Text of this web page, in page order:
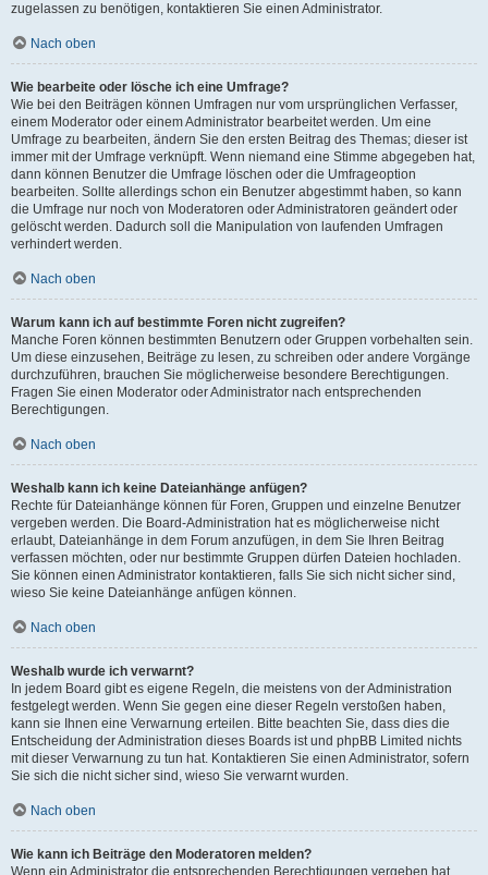
zugelassen zu benötigen, kontaktieren Sie einen Administrator.
Nach oben
Wie bearbeite oder lösche ich eine Umfrage?
Wie bei den Beiträgen können Umfragen nur vom ursprünglichen Verfasser,
einem Moderator oder einem Administrator bearbeitet werden. Um eine
Umfrage zu bearbeiten, ändern Sie den ersten Beitrag des Themas; dieser ist
immer mit der Umfrage verknüpft. Wenn niemand eine Stimme abgegeben hat,
dann können Benutzer die Umfrage löschen oder die Umfrageoption
bearbeiten. Sollte allerdings schon ein Benutzer abgestimmt haben, so kann
die Umfrage nur noch von Moderatoren oder Administratoren geändert oder
gelöscht werden. Dadurch soll die Manipulation von laufenden Umfragen
verhindert werden.
Nach oben
Warum kann ich auf bestimmte Foren nicht zugreifen?
Manche Foren können bestimmten Benutzern oder Gruppen vorbehalten sein.
Um diese einzusehen, Beiträge zu lesen, zu schreiben oder andere Vorgänge
durchzuführen, brauchen Sie möglicherweise besondere Berechtigungen.
Fragen Sie einen Moderator oder Administrator nach entsprechenden
Berechtigungen.
Nach oben
Weshalb kann ich keine Dateianhänge anfügen?
Rechte für Dateianhänge können für Foren, Gruppen und einzelne Benutzer
vergeben werden. Die Board-Administration hat es möglicherweise nicht
erlaubt, Dateianhänge in dem Forum anzufügen, in dem Sie Ihren Beitrag
verfassen möchten, oder nur bestimmte Gruppen dürfen Dateien hochladen.
Sie können einen Administrator kontaktieren, falls Sie sich nicht sicher sind,
wieso Sie keine Dateianhänge anfügen können.
Nach oben
Weshalb wurde ich verwarnt?
In jedem Board gibt es eigene Regeln, die meistens von der Administration
festgelegt werden. Wenn Sie gegen eine dieser Regeln verstoßen haben,
kann sie Ihnen eine Verwarnung erteilen. Bitte beachten Sie, dass dies die
Entscheidung der Administration dieses Boards ist und phpBB Limited nichts
mit dieser Verwarnung zu tun hat. Kontaktieren Sie einen Administrator, sofern
Sie sich die nicht sicher sind, wieso Sie verwarnt wurden.
Nach oben
Wie kann ich Beiträge den Moderatoren melden?
Wenn ein Administrator die entsprechenden Berechtigungen vergeben hat,